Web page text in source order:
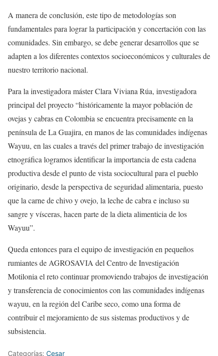
A manera de conclusión, este tipo de metodologías son
fundamentales para lograr la participación y concertación con las
comunidades. Sin embargo, se debe generar desarrollos que se
adapten a los diferentes contextos socioeconómicos y culturales de
nuestro territorio nacional.
Para la investigadora máster Clara Viviana Rúa, investigadora
principal del proyecto “históricamente la mayor población de
ovejas y cabras en Colombia se encuentra precisamente en la
península de La Guajira, en manos de las comunidades indígenas
Wayuu, en las cuales a través del primer trabajo de investigación
etnográfica logramos identificar la importancia de esta cadena
productiva desde el punto de vista sociocultural para el pueblo
originario, desde la perspectiva de seguridad alimentaria, puesto
que la carne de chivo y ovejo, la leche de cabra e incluso su
sangre y vísceras, hacen parte de la dieta alimenticia de los
Wayuu”.
Queda entonces para el equipo de investigación en pequeños
rumiantes de AGROSAVIA del Centro de Investigación
Motilonia el reto continuar promoviendo trabajos de investigación
y transferencia de conocimientos con las comunidades indígenas
wayuu, en la región del Caribe seco, como una forma de
contribuir el mejoramiento de sus sistemas productivos y de
subsistencia.
Categorías: Cesar